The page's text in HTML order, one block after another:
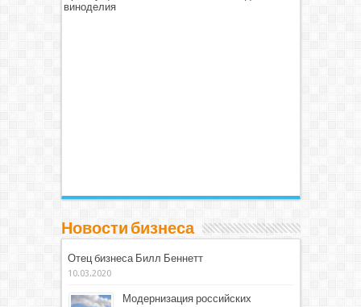
виноделия
Новости бизнеса
Отец бизнеса Билл Беннетт
10.03.2020
Модернизация российских